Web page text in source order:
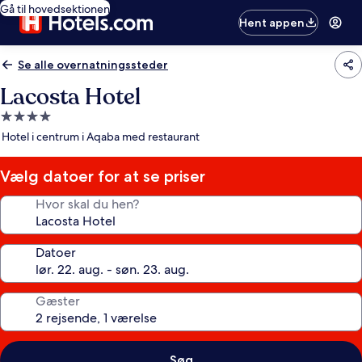
Gå til hovedsektionen
Hent appen
Se alle overnatningssteder
Lacosta Hotel
4.0-
stjernet
Hotel i centrum i Aqaba med restaurant
Vælg datoer for at se priser
Hvor skal du hen?
Datoer
Gæster